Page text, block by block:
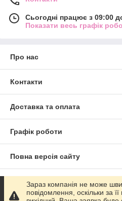
Сьогодні працює з 09:00
Показати весь графік
Про нас
Контакти
Доставка та оплата
Графік роботи
Повна версія сайту
Сайт створено на маркетплейсі
Зараз компанія не може
повідомлення, оскільки за